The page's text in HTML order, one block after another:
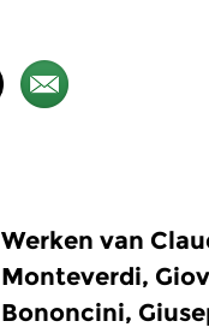
Werken van
Monteverdi,
Bononcini,